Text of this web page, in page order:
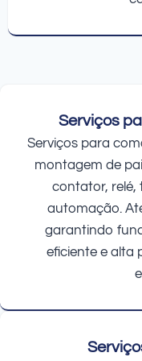
Serviços
Serviços para
montagem de
contator, relé,
automação.
garantindo
eficiente e alta